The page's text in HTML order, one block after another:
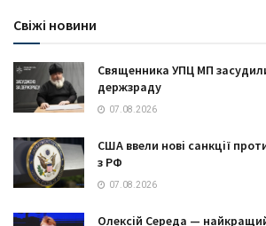
Свіжі новини
Священника УПЦ МП
держзраду
07.08.2026
США ввели нові санкції
з РФ
07.08.2026
Олексій Середа —